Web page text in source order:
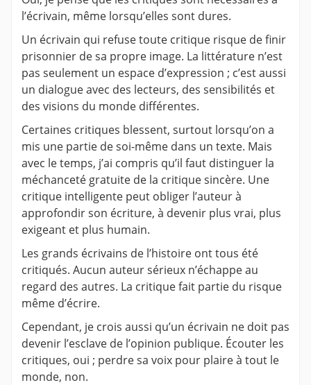
l’écrivain, même lorsqu’elles sont dures.
Un écrivain qui refuse toute critique risque de finir
prisonnier de sa propre image. La littérature n’est
pas seulement un espace d’expression ; c’est aussi
un dialogue avec des lecteurs, des sensibilités et
des visions du monde différentes.
Certaines critiques blessent, surtout lorsqu’on a
mis une partie de soi-même dans un texte. Mais
avec le temps, j’ai compris qu’il faut distinguer la
méchanceté gratuite de la critique sincère. Une
critique intelligente peut obliger l’auteur à
approfondir son écriture, à devenir plus vrai, plus
exigeant et plus humain.
Les grands écrivains de l’histoire ont tous été
critiqués. Aucun auteur sérieux n’échappe au
regard des autres. La critique fait partie du risque
même d’écrire.
Cependant, je crois aussi qu’un écrivain ne doit pas
devenir l’esclave de l’opinion publique. Écouter les
critiques, oui ; perdre sa voix pour plaire à tout le
monde, non.